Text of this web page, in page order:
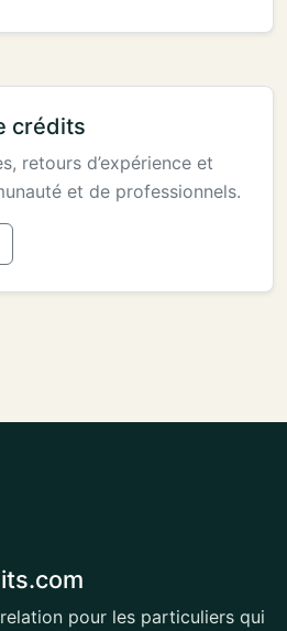
crédits
retours d’expérience et
et de professionnels.
pour les particuliers qui